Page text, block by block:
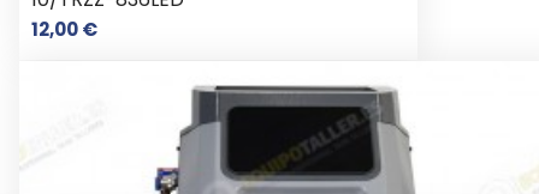
12,00 €Preço